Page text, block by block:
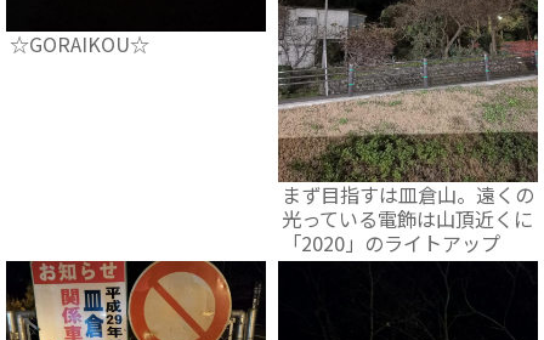
☆GORAIKOU☆
まず目指すは皿倉山。遠くの
光っている電飾は山頂近くに
「2020」のライトアップ